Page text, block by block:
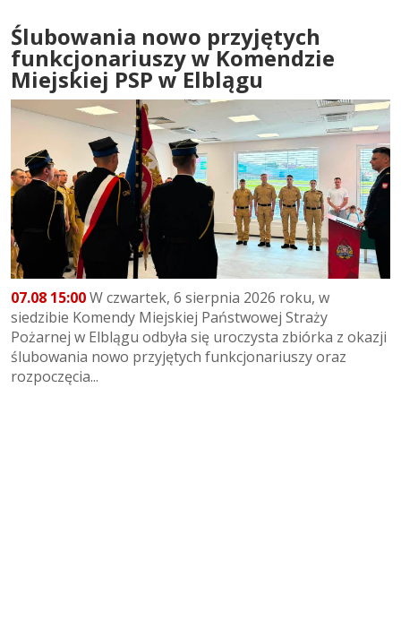
Ślubowania nowo przyjętych
funkcjonariuszy w Komendzie
Miejskiej PSP w Elblągu
07.08 15:00W czwartek, 6 sierpnia 2026 roku, w
siedzibie Komendy Miejskiej Państwowej Straży
Pożarnej w Elblągu odbyła się uroczysta zbiórka z okazji
ślubowania nowo przyjętych funkcjonariuszy oraz
rozpoczęcia...